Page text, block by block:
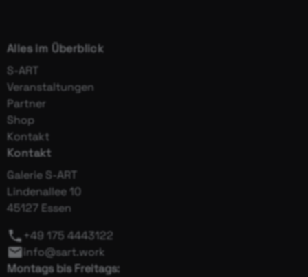
Alles im Überblick
S-ART
Veranstaltungen
Partner
Shop
Kontakt
Kontakt
Galerie S-ART
Lindenallee 10
45127 Essen
+49 175 4443122
info@sart.work
Montags bis Freitags: